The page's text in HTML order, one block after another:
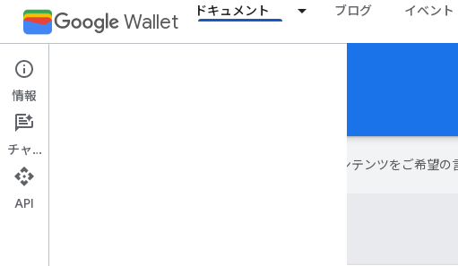
Wallet ドキュメント ブログ イベント
Event tickets
ドキュメント
Google は AI 技術を使用して、コンテンツをご希望
情報
チャット
API